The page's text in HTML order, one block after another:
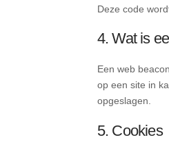
Deze code
4. Wat is
Een web
op een site in
opgeslagen.
5. Cookies